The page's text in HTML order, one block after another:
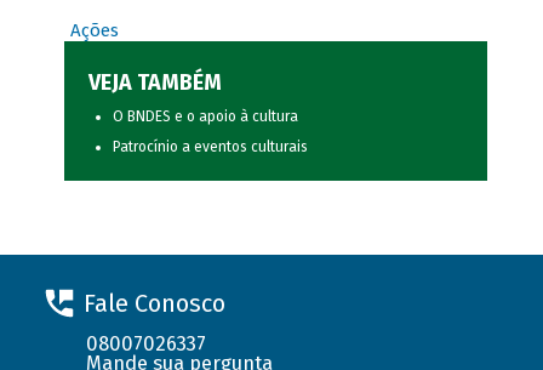
Ações
VEJA TAMBÉM
O BNDES e o apoio à cultura
Patrocínio a eventos culturais
Fale Conosco
08007026337
Mande sua pergunta